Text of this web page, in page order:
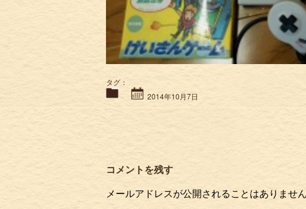
タグ：
2014年10月7日
コメントを残す
メールアドレスが公開されることはありません